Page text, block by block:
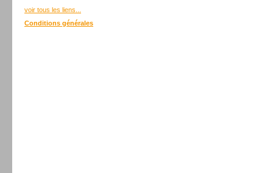
voir tous les liens...
Conditions générales